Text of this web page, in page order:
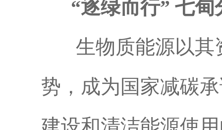
“逐绿而行” 七
生物质能源以其
势，成为国家减碳